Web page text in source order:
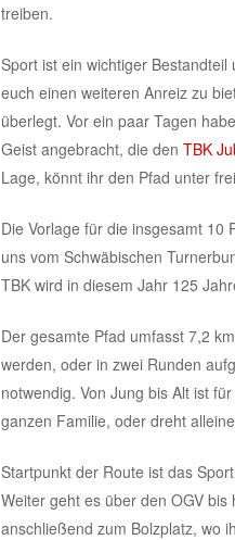
treiben.
Sport ist ein wichtiger
euch einen weiteren Anreiz zu
überlegt. Vor ein paar Tagen
Geist angebracht, die den TBK
Lage, könnt ihr den Pfad unter
Die Vorlage für die insgesamt 10
uns vom Schwäbischen
TBK wird in diesem Jahr 125
Der gesamte Pfad umfasst 7,2
werden, oder in zwei Runden
notwendig. Von Jung bis Alt ist
ganzen Familie, oder dreht
Startpunkt der Route ist das
Weiter geht es über den OGV
anschließend zum Bolzplatz, wo